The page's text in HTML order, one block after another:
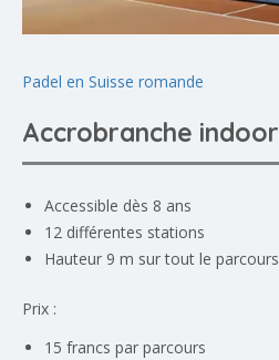
Padel en Suisse romande
Accrobranche indoor
Accessible dès 8 ans
12 différentes stations
Hauteur 9 m sur tout le parcours
Prix :
15 francs par parcours